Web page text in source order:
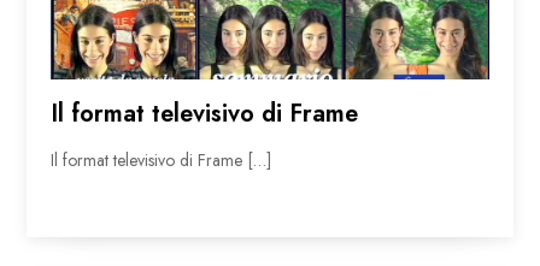
Il format televisivo di Frame
Il format televisivo di Frame […]